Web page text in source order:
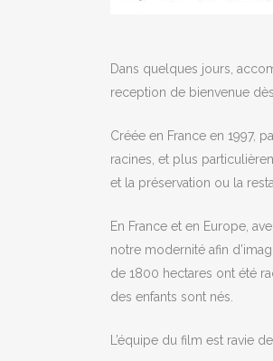
Dans quelques jours,
reception de bienvenue
Créée en France en 1997,
racines, et plus
et la préservation ou la
En France et en Europe,
notre modernité afin
de 1800 hectares ont été
des enfants sont nés.
L’équipe du film est ravie